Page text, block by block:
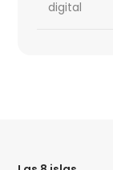
digital